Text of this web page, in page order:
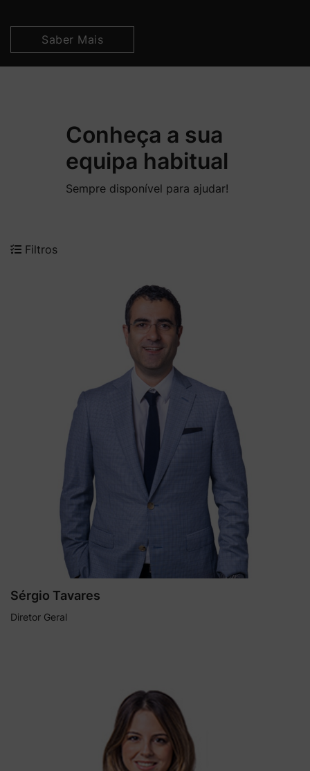
Saber Mais
Conheça a sua
equipa habitual
Sempre disponível para ajudar!
Filtros
Sérgio Tavares
Diretor Geral